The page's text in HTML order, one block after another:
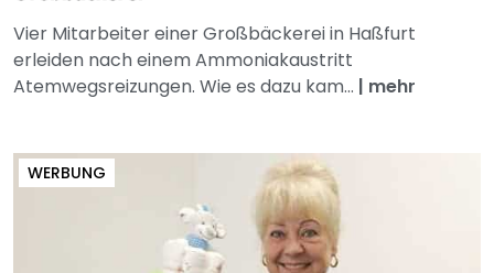
Vier Mitarbeiter einer Großbäckerei in Haßfurt
erleiden nach einem Ammoniakaustritt
Atemwegsreizungen. Wie es dazu kam... | mehr
WERBUNG